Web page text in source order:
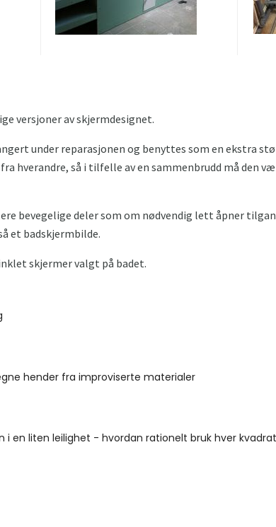
versjoner av skjermdesignet.
under reparasjonen og benyttes som en ekstra
hverandre, så i tilfelle av en sammenbrudd må den
bevegelige deler som om nødvendig lett åpner
et badskjermbilde.
skjermer valgt på badet.
hender fra improviserte materialer
i en liten leilighet - hvordan rationelt bruk hver